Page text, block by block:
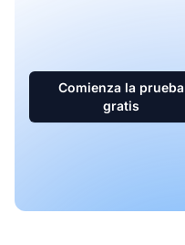
Comienza la prueba
gratis